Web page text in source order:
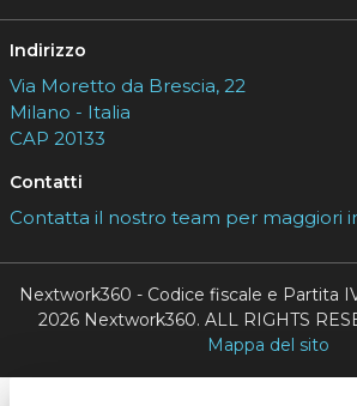
Indirizzo
Via Moretto da Brescia, 22
Milano - Italia
CAP 20133
Contatti
Contatta il nostro team per maggiori
Nextwork360 - Codice fiscale e Partita
2026 Nextwork360. ALL RIGHTS
Mappa del sito